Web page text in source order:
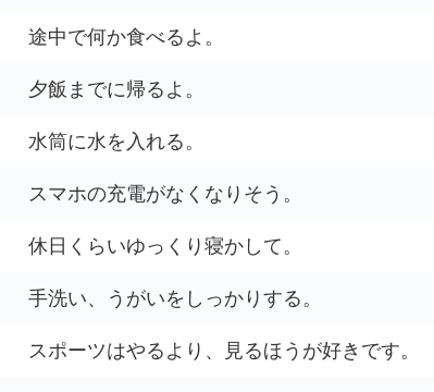
途中で何か食べるよ。
夕飯までに帰るよ。
水筒に水を入れる。
スマホの充電がなくなりそう。
休日くらいゆっくり寝かして。
手洗い、うがいをしっかりする。
スポーツはやるより、見るほうが好きです。